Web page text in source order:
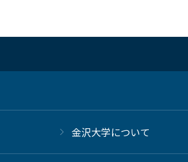
金沢大学について